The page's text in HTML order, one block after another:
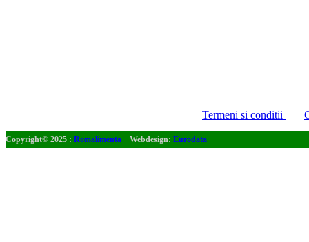
Termeni si conditii |
Copyright© 2025 : Romalimenta Webdesign: Eurodata